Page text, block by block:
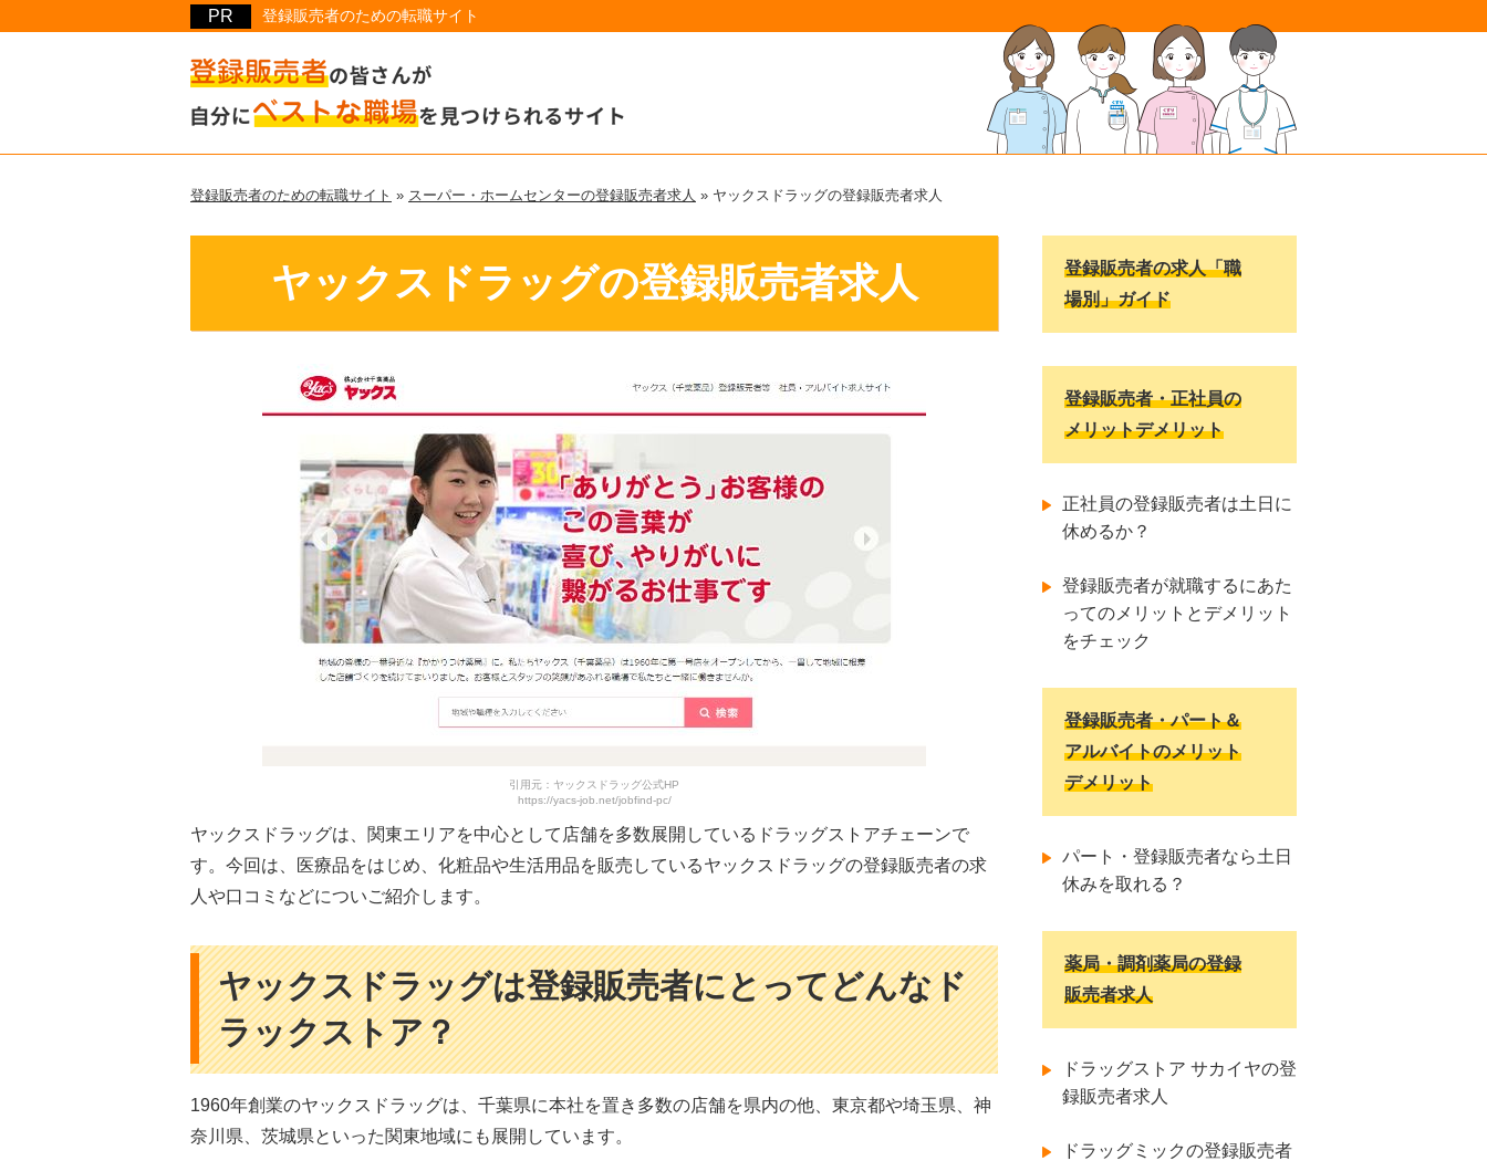
登録販売者のための転職サイト
登録販売者のための転職サイト » スーパー・ホームセンターの登録販売者求人 » ヤックスドラッグの登録販売者求人
ヤックスドラッグの登録販売者求人
引用元：ヤックスドラッグ公式HP
https://yacs-job.net/jobfind-pc/
ヤックスドラッグは、関東エリアを中心として店舗を多数展開しているドラッグストアチェーンで
す。今回は、医療品をはじめ、化粧品や生活用品を販売しているヤックスドラッグの登録販売者の求
人や口コミなどについご紹介します。
ヤックスドラッグは登録販売者にとってどんなド
ラックストア？
1960年創業のヤックスドラッグは、千葉県に本社を置き多数の店舗を県内の他、東京都や埼玉県、神
奈川県、茨城県といった関東地域にも展開しています。
登録販売者の求人「職
場別」ガイド
登録販売者・正社員の
メリットデメリット
正社員の登録販売者は土日に
休めるか？
登録販売者が就職するにあた
ってのメリットとデメリット
をチェック
登録販売者・パート＆
アルバイトのメリット
デメリット
パート・登録販売者なら土日
休みを取れる？
薬局・調剤薬局の登録
販売者求人
ドラッグストア サカイヤの登
録販売者求人
ドラッグミックの登録販売者